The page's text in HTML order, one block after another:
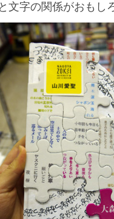
文字の関係がおもし